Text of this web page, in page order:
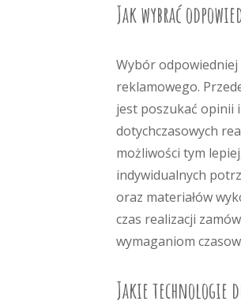
Jak wybrać
Wybór
reklamowego.
jest poszukać opinii
dotychczasowych
możliwości tym
indywidualnych
oraz materiałów
czas realizacji
wymaganiom
Jakie technologie